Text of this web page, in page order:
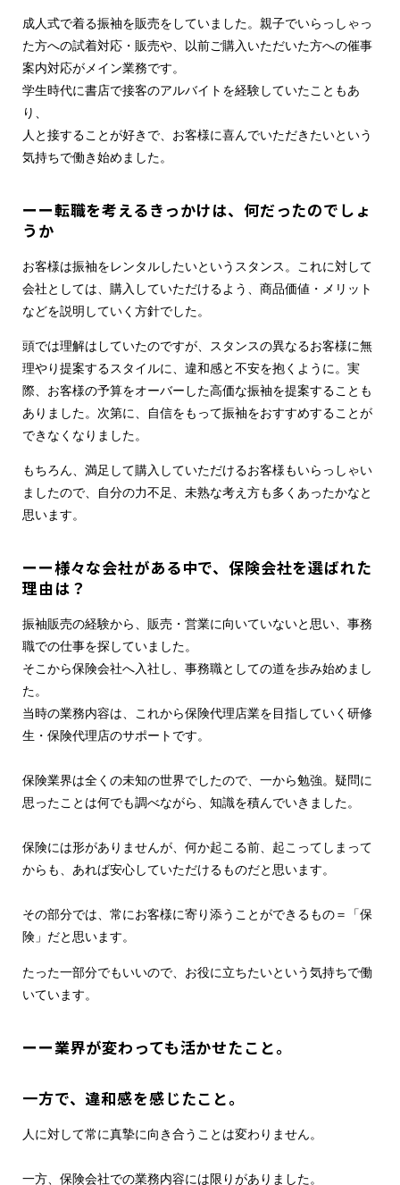
成人式で着る振袖を販売をしていました。親子でいらっしゃっ
た方への試着対応・販売や、以前ご購入いただいた方への催事
案内対応がメイン業務です。
学生時代に書店で接客のアルバイトを経験していたこともあ
り、
人と接することが好きで、お客様に喜んでいただきたいという
気持ちで働き始めました。
ーー転職を考えるきっかけは、何だったのでしょ
うか
お客様は振袖をレンタルしたいというスタンス。これに対して
会社としては、購入していただけるよう、商品価値・メリット
などを説明していく方針でした。
頭では理解はしていたのですが、スタンスの異なるお客様に無
理やり提案するスタイルに、違和感と不安を抱くように。実
際、お客様の予算をオーバーした高価な振袖を提案することも
ありました。次第に、自信をもって振袖をおすすめすることが
できなくなりました。
もちろん、満足して購入していただけるお客様もいらっしゃい
ましたので、自分の力不足、未熟な考え方も多くあったかなと
思います。
ーー様々な会社がある中で、保険会社を選ばれた
理由は？
振袖販売の経験から、販売・営業に向いていないと思い、事務
職での仕事を探していました。
そこから保険会社へ入社し、事務職としての道を歩み始めまし
た。
当時の業務内容は、これから保険代理店業を目指していく研修
生・保険代理店のサポートです。
保険業界は全くの未知の世界でしたので、一から勉強。疑問に
思ったことは何でも調べながら、知識を積んでいきました。
保険には形がありませんが、何か起こる前、起こってしまって
からも、あれば安心していただけるものだと思います。
その部分では、常にお客様に寄り添うことができるもの＝「保
険」だと思います。
たった一部分でもいいので、お役に立ちたいという気持ちで働
いています。
ーー業界が変わっても活かせたこと。
一方で、違和感を感じたこと。
人に対して常に真摯に向き合うことは変わりません。
一方、保険会社での業務内容には限りがありました。